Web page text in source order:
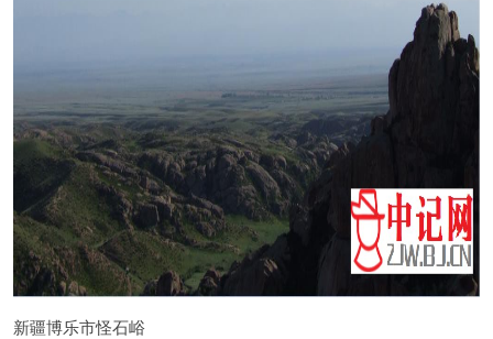
新疆博乐市怪石峪